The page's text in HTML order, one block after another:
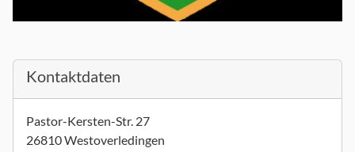
Kontaktdaten
Pastor-Kersten-Str. 27
26810 Westoverledingen